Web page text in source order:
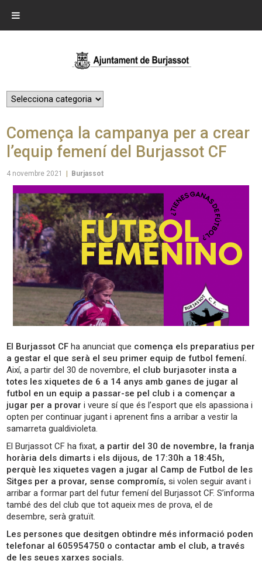
Comença la campanya per a crear
l’equip femení del Burjassot CF
4 novembre 2021 Burjassot
El Burjassot CF ha anunciat que comença els preparatius per
a gestar el que serà el seu primer equip de futbol femení.
Així, a partir del 30 de novembre, el club burjasoter insta a
totes les xiquetes de 6 a 14 anys amb ganes de jugar al
futbol en un equip a passar-se pel club i a començar a
jugar per a provar i veure sí que és l’esport que els apassiona i
opten per continuar jugant i aprenent fins a arribar a vestir la
samarreta gualdivioleta.
El Burjassot CF ha fixat, a partir del 30 de novembre, la franja
horària dels dimarts i els dijous, de 17:30h a 18:45h,
perquè les xiquetes vagen a jugar al Camp de Futbol de les
Sitges per a provar, sense compromís, si volen seguir avant i
arribar a formar part del futur femení del Burjassot CF. S’informa
també des del club que tot aqueix mes de prova, el de
desembre, serà gratuït.
Les persones que desitgen obtindre més informació poden
telefonar al 605954750 o contactar amb el club, a través
de les seues xarxes socials.